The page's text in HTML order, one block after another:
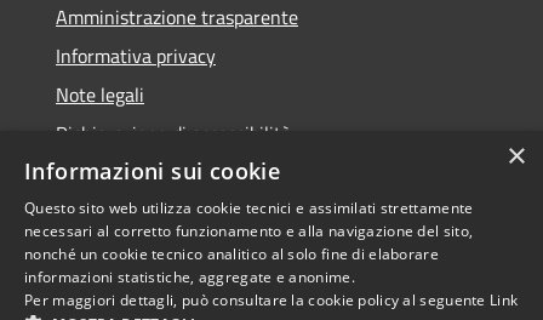
Amministrazione trasparente
Informativa privacy
Note legali
Dichiarazione di accessibilità
RSS
Accessibilità
Privacy
Copyright © 2026 • Comune di
Scarperia e San Piero •
Powered byMunicipium
×
Informazioni sui cookie
Questo sito web utilizza cookie tecnici e assimilati strettamente
necessari al corretto funzionamento e alla navigazione del sito,
nonché un cookie tecnico analitico al solo fine di elaborare
informazioni statistiche, aggregate e anonime.
Per maggiori dettagli, può consultare la cookie policy al seguente Link